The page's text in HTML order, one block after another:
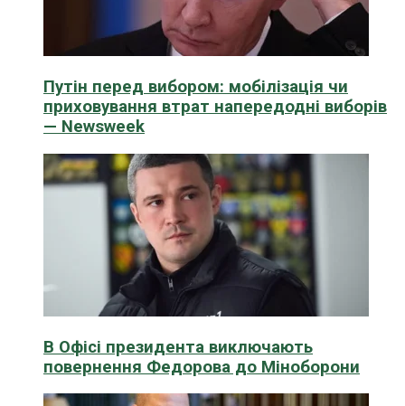
Путін перед вибором: мобілізація чи
приховування втрат напередодні виборів
— Newsweek
В Офісі президента виключають
повернення Федорова до Міноборони